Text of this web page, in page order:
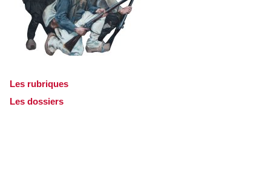
Les rubriques
Les dossiers